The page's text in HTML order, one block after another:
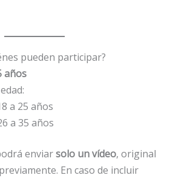
pueden participar?
años
a 25 años
a 35 años
enviarsolo un vídeo, original
En caso de incluir